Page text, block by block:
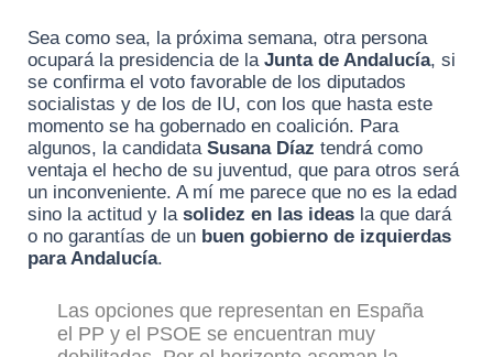
Sea como sea, la próxima semana, otra persona
ocupará la presidencia de la Junta de Andalucía, si
se confirma el voto favorable de los diputados
socialistas y de los de IU, con los que hasta este
momento se ha gobernado en coalición. Para
algunos, la candidata Susana Díaz tendrá como
ventaja el hecho de su juventud, que para otros será
un inconveniente. A mí me parece que no es la edad
sino la actitud y la solidez en las ideas la que dará
o no garantías de un buen gobierno de izquierdas
para Andalucía.
Las opciones que representan en España
el PP y el PSOE se encuentran muy